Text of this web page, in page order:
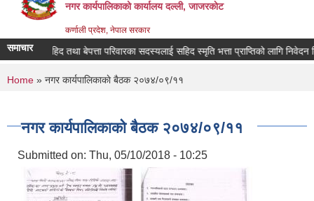
नगर कार्यपालिकाको कार्यालय दल्ली, जाजरकाेट
कर्णाली प्रदेश, नेपाल सरकार
समाचारसहिद तथा बेपत्ता परिवारका सदस्यलाई सहिद स्मृति भत्ता प्राप्तिको लागि निवेदन दिने
You are here
Home » नगर कार्यपालिकाकाे बैठक २०७४/०९/११
नगर कार्यपालिकाकाे बैठक २०७४/०९/११
Submitted on: Thu, 05/10/2018 - 10:25